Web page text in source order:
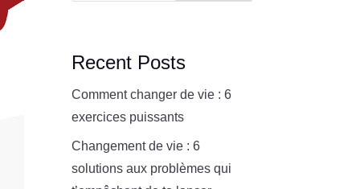
Recent Posts
Comment changer de vie : 6
exercices puissants
Changement de vie : 6
solutions aux problèmes qui